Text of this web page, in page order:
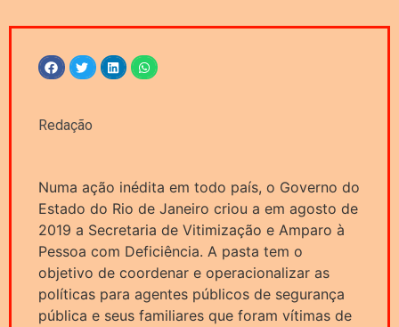
Redação
Numa ação inédita em todo país, o Governo do
Estado do Rio de Janeiro criou a em agosto de
2019 a Secretaria de Vitimização e Amparo à
Pessoa com Deficiência. A pasta tem o
objetivo de coordenar e operacionalizar as
políticas para agentes públicos de segurança
pública e seus familiares que foram vítimas de